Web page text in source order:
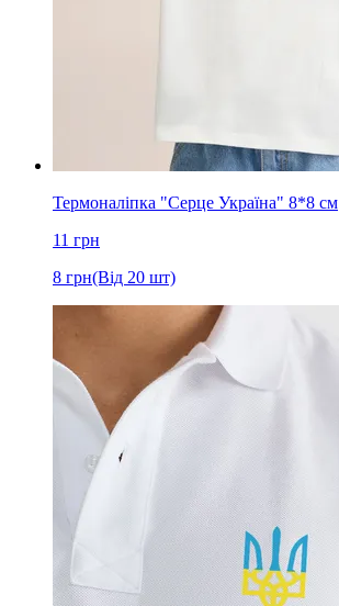
Термоналіпка "Серце Україна" 8*8 см
11 грн
8 грн(Від 20 шт)